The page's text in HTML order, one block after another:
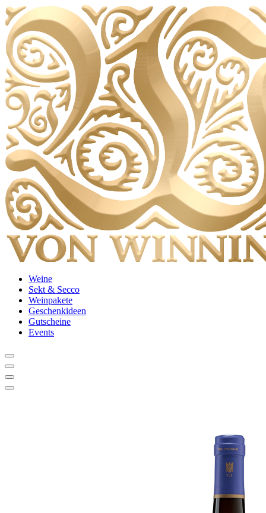
Weine
Sekt & Secco
Weinpakete
Geschenkideen
Gutscheine
Events